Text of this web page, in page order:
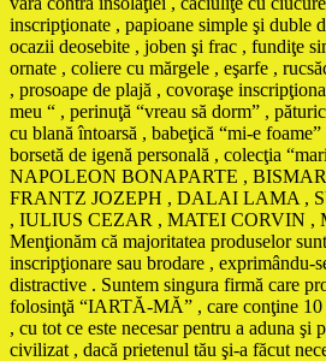
inscripţionate , papioane simple şi duble
ocazii deosebite , joben şi frac , fundiţe
ornate , coliere cu mărgele , eşarfe ,
, prosoape de plajă , covoraşe
meu “ , perinuţă “vreau să dorm” ,
cu blană întoarsă , babeţică “mi-e
borsetă de igenă personală , colecţia
NAPOLEON BONAPARTE ,
FRANTZ JOZEPH , DALAI LAMA ,
, IULIUS CEZAR , MATEI CORVIN ,
Menţionăm că majoritatea produselor
inscripţionare sau brodare , exprimându-
distractive . Suntem singura firmă care
folosinţă “IARTĂ-MĂ” , care conţine 10
, cu tot ce este necesar pentru a aduna şi
civilizat , dacă prietenul tău şi-a făcut